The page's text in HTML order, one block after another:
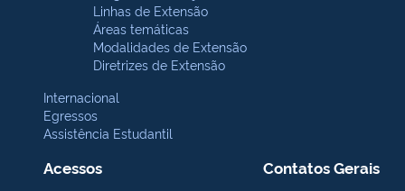
Linhas de Extensão
Áreas temáticas
Modalidades de Extensão
Diretrizes de Extensão
Internacional
Egressos
Assistência Estudantil
Acessos Contatos Gerais